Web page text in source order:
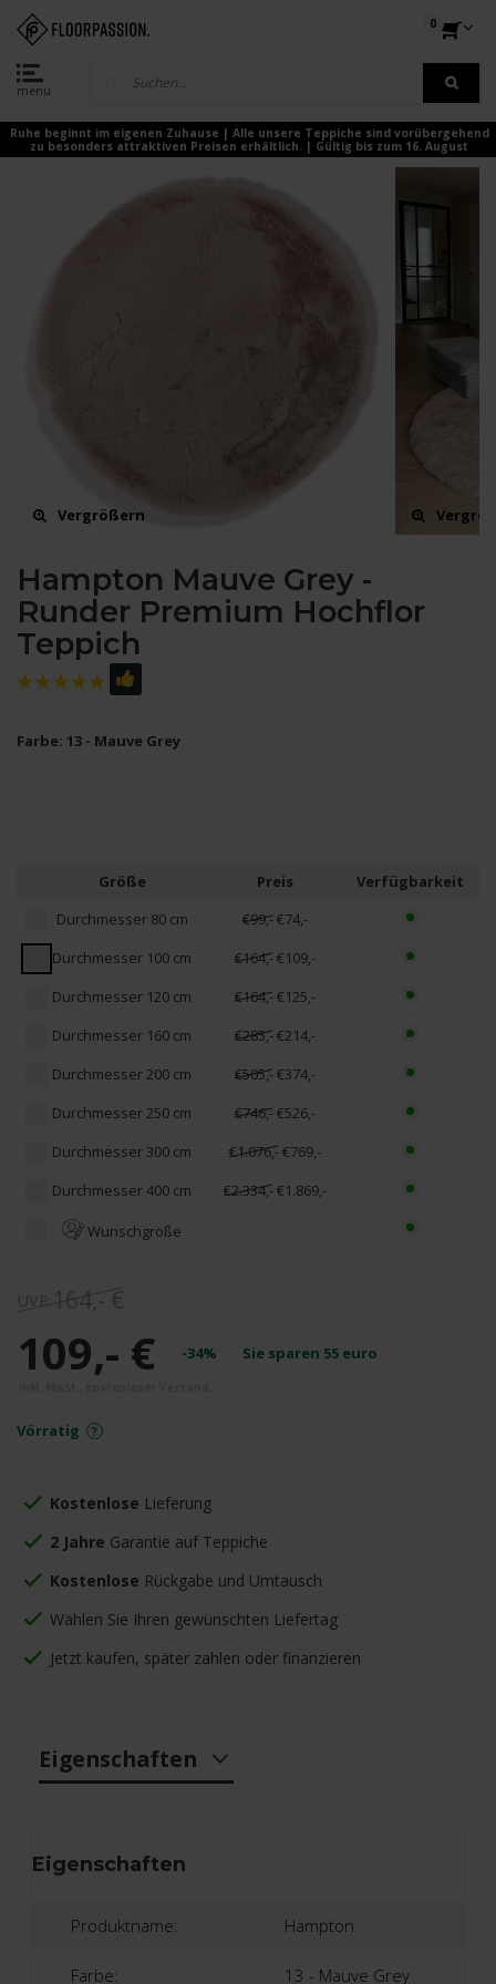
menu
0
Ruhe beginnt im eigenen Zuhause | Alle unsere Teppiche sind vorübergehend
zu besonders attraktiven Preisen erhältlich. | Gültig bis zum 16. August
Vergrößern
Hampton Mauve Grey -
Runder Premium Hochflor
Teppich
Farbe: 13 - Mauve Grey
Größe Preis
Verfügbarkeit
Durchmesser 80 cm
€99,-€74,-
Durchmesser 100 cm
€164,-€109,-
Durchmesser 120 cm
€164,-€125,-
Durchmesser 160 cm
€285,-€214,-
Durchmesser 200 cm
€505,-€374,-
Durchmesser 250 cm
€746,-€526,-
Durchmesser 300 cm
€1.076,-€769,-
Durchmesser 400 cm
€2.334,-€1.869,-
Wunschgröße
164,- €
109,- € -34% Sie sparen 55 euro
Vörratig
Kostenlose Lieferung
2 Jahre Garantie auf Teppiche
Kostenlose Rückgabe und Umtausch
Wählen Sie Ihren gewünschten Liefertag
Jetzt kaufen, später zahlen oder finanzieren
Eigenschaften
Eigenschaften
Produktname: Hampton
Farbe: 13 - Mauve Grey